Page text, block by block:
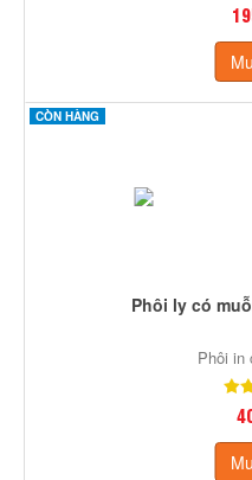
CÒN HÀNG
Phôi ly có
Phôi in